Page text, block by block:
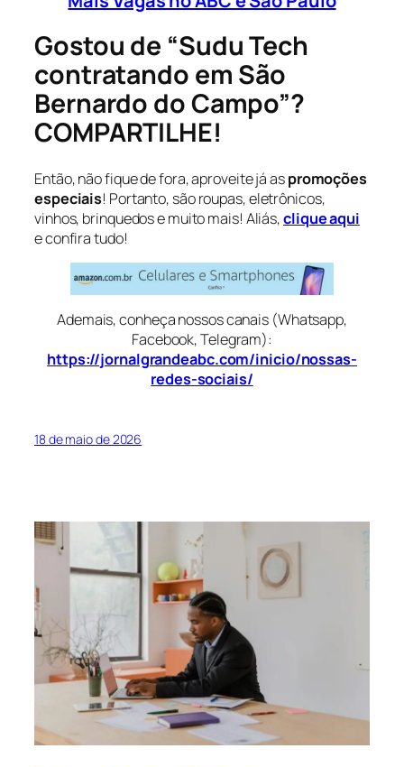
Gostou de “Sudu Tech
contratando em São
Bernardo do Campo”?
COMPARTILHE!
Então, não fique de fora, aproveite já aspromoções
especiais! Portanto, são roupas, eletrônicos,
vinhos, brinquedos e muito mais! Aliás,clique aqui
e confira tudo!
Ademais, conheça nossos canais (Whatsapp,
Facebook, Telegram):
https://jornalgrandeabc.com/inicio/nossas-
redes-sociais/
18 de maio de 2026